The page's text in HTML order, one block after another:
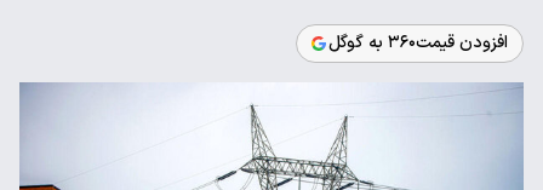
افزودن قیمت۳۶۰ به گوگل